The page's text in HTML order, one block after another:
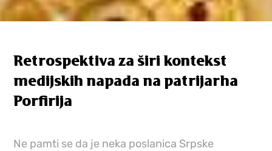
Retrospektiva za širi kontekst
medijskih napada na patrijarha
Porfirija
Ne pamti se da je neka poslanica Srpske